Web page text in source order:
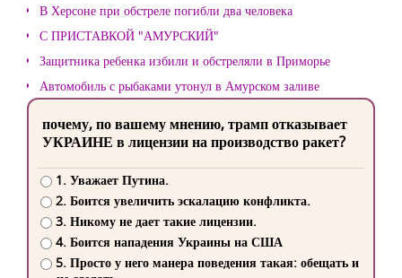
В Херсоне при обстреле погибли два человека
С ПРИСТАВКОЙ "АМУРСКИЙ"
Защитника ребенка избили и обстреляли в Приморье
Автомобиль с рыбаками утонул в Амурском заливе
почему, по вашему мнению, трамп отказывает
УКРАИНЕ в лицензии на производство ракет?
1. Уважает Путина.
2. Боится увеличить эскалацию конфликта.
3. Никому не дает такие лицензии.
4. Боится нападения Украины на США
5. Просто у него манера поведения такая: обещать и